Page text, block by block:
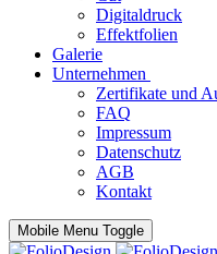
Digitaldruck
Effektfolien
Galerie
Unternehmen
Zertifikate und
FAQ
Impressum
Datenschutz
AGB
Kontakt
Mobile Menu Toggle